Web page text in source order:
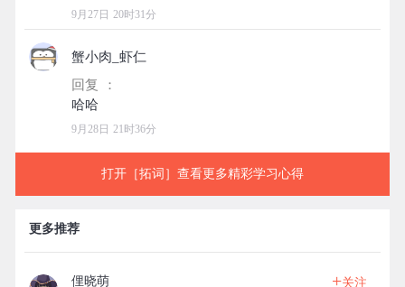
9月27日 20时31分
蟹小肉_虾仁
回复 ：
9月28日 21时36分
打开［拓词］查看更多精彩学习心得
更多推荐
俚晓萌 +关注